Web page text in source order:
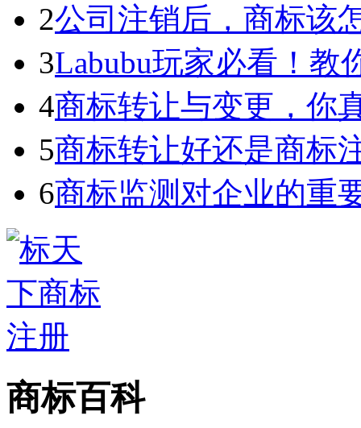
2公司注销后，商标该
3Labubu玩家必看！教
4商标转让与变更，你
5商标转让好还是商标
6商标监测对企业的重
商标百科